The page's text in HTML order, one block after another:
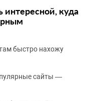
интересной, куда
быстро нахожу
сайты —